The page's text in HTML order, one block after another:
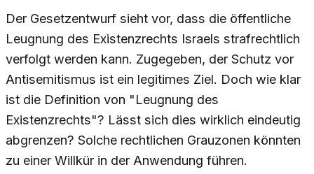
Der Gesetzentwurf sieht vor, dass die öffentliche
Leugnung des Existenzrechts Israels strafrechtlich
verfolgt werden kann. Zugegeben, der Schutz vor
Antisemitismus ist ein legitimes Ziel. Doch wie klar
ist die Definition von "Leugnung des
Existenzrechts"? Lässt sich dies wirklich eindeutig
abgrenzen? Solche rechtlichen Grauzonen könnten
zu einer Willkür in der Anwendung führen.